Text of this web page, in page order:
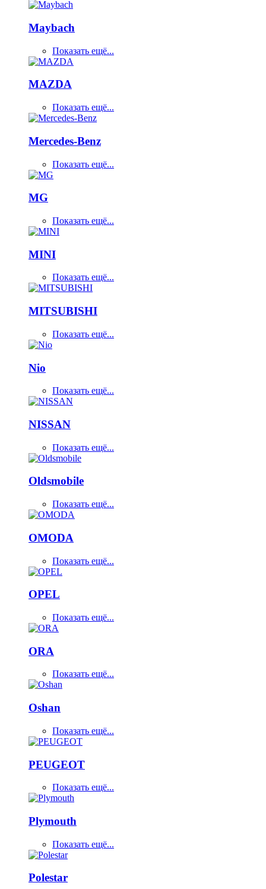
Maybach
Показать ещё...
MAZDA
Показать ещё...
Mercedes-Benz
Показать ещё...
MG
Показать ещё...
MINI
Показать ещё...
MITSUBISHI
Показать ещё...
Nio
Показать ещё...
NISSAN
Показать ещё...
Oldsmobile
Показать ещё...
OMODA
Показать ещё...
OPEL
Показать ещё...
ORA
Показать ещё...
Oshan
Показать ещё...
PEUGEOT
Показать ещё...
Plymouth
Показать ещё...
Polestar